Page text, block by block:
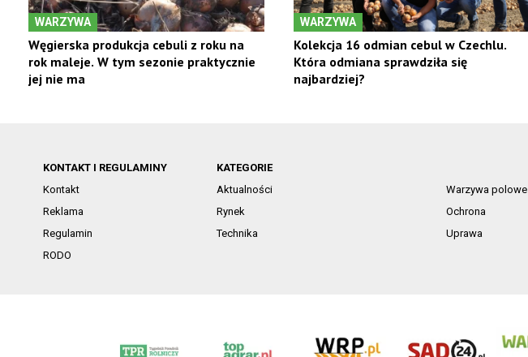
WARZYWA
Węgierska produkcja cebuli z roku na
rok maleje. W tym sezonie praktycznie
jej nie ma
WARZYWA
Kolekcja 16 odmian cebul w Czechlu.
Która odmiana sprawdziła się
najbardziej?
KONTAKT I REGULAMINY
Kontakt
Reklama
Regulamin
RODO
KATEGORIE
Aktualności
Warzywa polowe
Rynek
Ochrona
Technika
Uprawa